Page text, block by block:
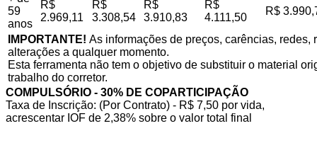
59
anos
R$
2.969,11
R$
3.308,54
R$
3.910,83
R$
4.111,50
R$
IMPORTANTE! As informações de preços, carências,
alterações a qualquer momento.
Esta ferramenta não tem o objetivo de substituir o material
trabalho do corretor.
COMPULSÓRIO - 30% DE COPARTICIPAÇÃO
Taxa de Inscrição: (Por Contrato) - R$ 7,50 por vida,
acrescentar IOF de 2,38% sobre o valor total final